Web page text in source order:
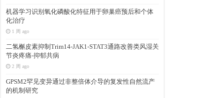
机器学习识别氧化磷酸化特征用于卵巢癌预后和个体
化治疗
1 周 ago
二氢槲皮素抑制Trim14-JAK1-STAT3通路改善类风湿关
节炎疼痛-抑郁共病
2 周 ago
GPSM2罕见变异通过非整倍体介导的复发性自然流产
的机制研究